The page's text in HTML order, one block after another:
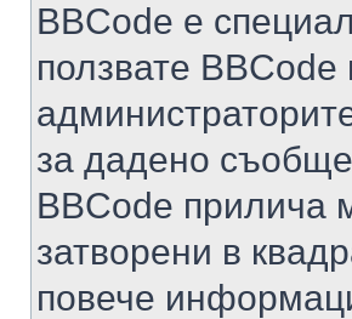
BBCode е
ползвате
за дадено
BBCode прилича
затворени в
повече